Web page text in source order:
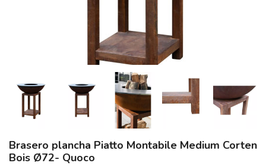
Brasero plancha Piatto Montabile Medium Corten
Bois Ø72- Quoco